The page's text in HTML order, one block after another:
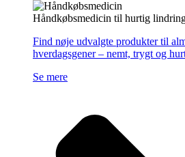
Håndkøbsmedicin til hurtig
Find nøje udvalgte produkter til
hverdagsgener – nemt, trygt og
Se mere